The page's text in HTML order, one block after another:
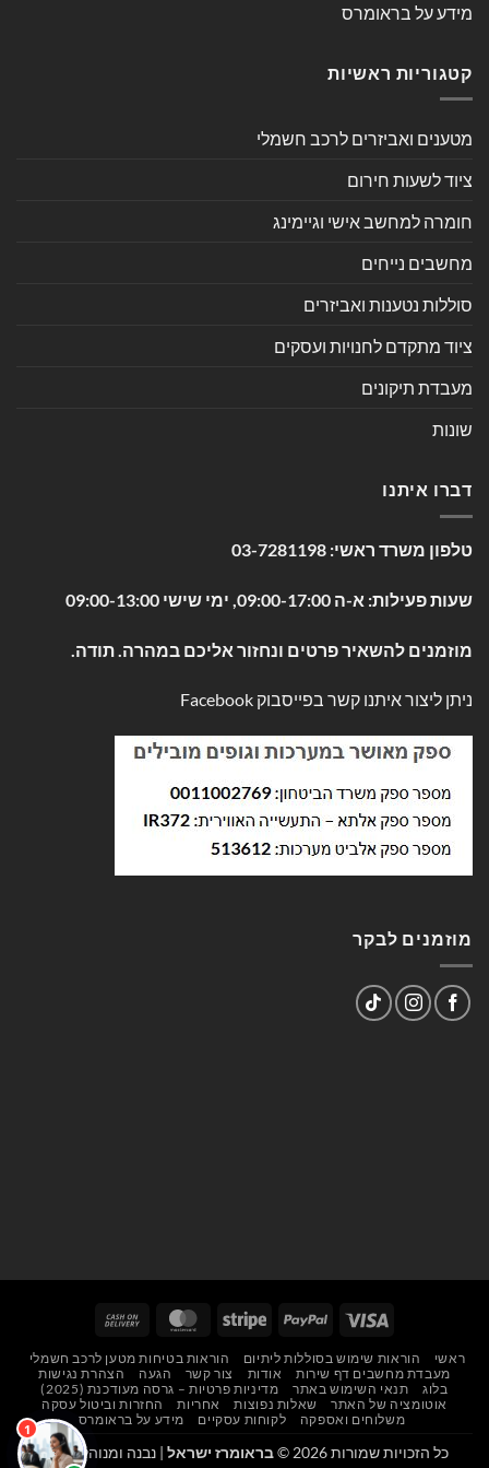
מידע על בראומרס
קטגוריות ראשיות
מטענים ואביזרים לרכב חשמלי
ציוד לשעות חירום
חומרה למחשב אישי וגיימינג
מחשבים נייחים
סוללות נטענות ואביזרים
ציוד מתקדם לחנויות ועסקים
מעבדת תיקונים
שונות
דברו איתנו
טלפון משרד ראשי: 03-7281198
שעות פעילות: א-ה 09:00-17:00, ימי שישי 09:00-13:00
מוזמנים להשאיר פרטים ונחזור אליכם במהרה. תודה.
ניתן ליצור איתנו קשר בפייסבוק Facebook
מוזמנים לבקר
Visa
PayPal
Stripe
MasterCard
Delivery
ראשי הוראות שימוש בסוללות ליתיום
הוראות בטיחות מטען לרכב חשמלי
מעבדת מחשבים דף שירות
אודות צור קשר הגעה
הצהרת נגישות
בלוג
תנאי השימוש באתר
מדיניות פרטיות – גרסה מעודכנת (2025)
אוטומציה של האתר
שאלות נפוצות אחריות
החזרות וביטול עסקה
משלוחים ואספקה
לקוחות עסקיים מידע על בראומרס
כל הזכויות שמורות 2026 © בראומרז ישראל | נבנה ומנוהל על ידי